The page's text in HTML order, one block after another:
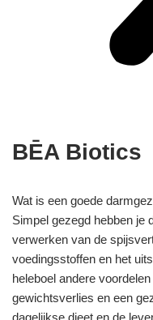
BĒA Biotics
Wat is een goede
Simpel gezegd hebben je
verwerken van de
voedingsstoffen en het
heleboel andere
gewichtsverlies en een
dagelijkse dieet en de